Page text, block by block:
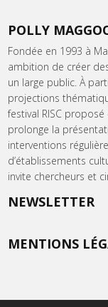
POLLY
Fondée en 1993 à
ambition de créer
un large public. À
projections
festival RISC
prolonge la
interventions
d’établissements
invite chercheurs et
NEWSLETTER
MENTIONS